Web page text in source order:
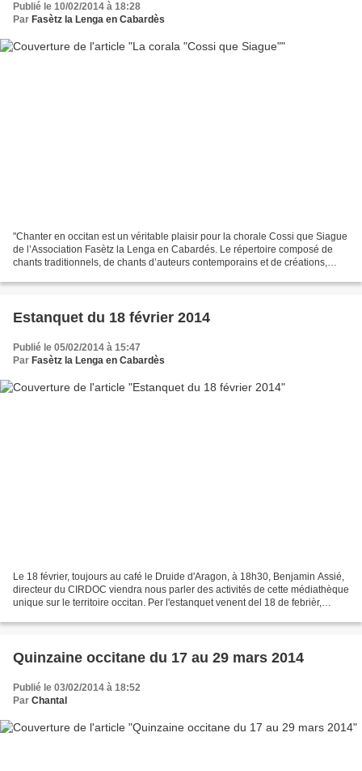
Publié le 10/02/2014 à 18:28
Par Fasètz la Lenga en Cabardès
"Chanter en occitan est un véritable plaisir pour la chorale Cossi que Siague
de l’Association Fasètz la Lenga en Cabardés. Le répertoire composé de
chants traditionnels, de chants d’auteurs contemporains et de créations,
Estanquet du 18 février 2014
Publié le 05/02/2014 à 15:47
Par Fasètz la Lenga en Cabardès
Le 18 février, toujours au café le Druide d'Aragon, à 18h30, Benjamin Assié,
directeur du CIRDOC viendra nous parler des activités de cette médiathèque
unique sur le territoire occitan. Per l'estanquet venent del 18 de febrièr,
Quinzaine occitane du 17 au 29 mars 2014
Publié le 03/02/2014 à 18:52
Par Chantal